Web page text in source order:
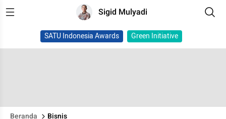
Sigid Mulyadi
SATU Indonesia Awards Green Initiative
Beranda Bisnis